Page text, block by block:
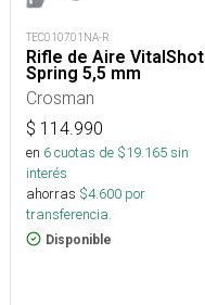
TEC010701NA-R
Rifle de Aire VitalShot
Spring 5,5 mm
Crosman
$ 114.990
en 6cuotas de $19.165sin
interés
ahorras $4.600 por
transferencia.
Disponible